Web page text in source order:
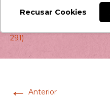
Recusar Cookies
PRONTO
291)
← Anterior